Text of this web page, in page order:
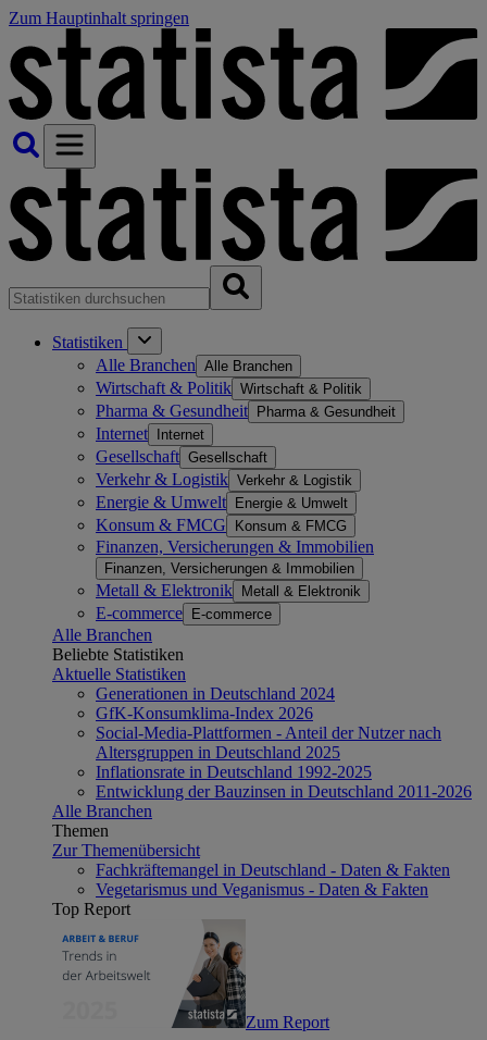
Zum Hauptinhalt springen
Statistiken
Alle Branchen Alle Branchen
Wirtschaft & Politik Wirtschaft & Politik
Pharma & Gesundheit Pharma & Gesundheit
Internet Internet
Gesellschaft Gesellschaft
Verkehr & Logistik Verkehr & Logistik
Energie & Umwelt Energie & Umwelt
Konsum & FMCG Konsum & FMCG
Finanzen, Versicherungen & Immobilien
Finanzen, Versicherungen & Immobilien
Metall & Elektronik Metall & Elektronik
E-commerce E-commerce
Alle Branchen
Beliebte Statistiken
Aktuelle Statistiken
Generationen in Deutschland 2024
GfK-Konsumklima-Index 2026
Social-Media-Plattformen - Anteil der Nutzer nach
Altersgruppen in Deutschland 2025
Inflationsrate in Deutschland 1992-2025
Entwicklung der Bauzinsen in Deutschland 2011-2026
Alle Branchen
Themen
Zur Themenübersicht
Fachkräftemangel in Deutschland - Daten & Fakten
Vegetarismus und Veganismus - Daten & Fakten
Top Report
Zum Report